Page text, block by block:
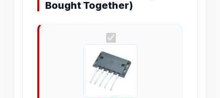
Bought Together)